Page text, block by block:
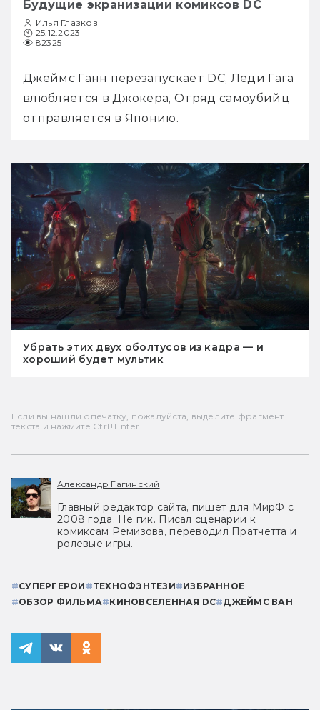
Будущие экранизации комиксов DC
Илья Глазков
25.12.2023
82325
Джеймс Ганн перезапускает DC, Леди Гага
влюбляется в Джокера, Отряд самоубийц
отправляется в Японию.
Убрать этих двух оболтусов из кадра — и
хороший будет мультик
Если вы нашли опечатку, пожалуйста, выделите фрагмент
текста и нажмите Ctrl+Enter.
Александр Гагинский
Главный редактор сайта, пишет для МирФ с
2008 года. Не гик. Писал сценарии к
комиксам Ремизова, переводил Пратчетта и
ролевые игры.
#СУПЕРГЕРОИ #ТЕХНОФЭНТЕЗИ#ИЗБРАННОЕ
#ОБЗОР ФИЛЬМА#КИНОВСЕЛЕННАЯ DC#ДЖЕЙМС ВАН